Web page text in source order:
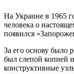
На Украине в 1965
человека о
появился
За его основу было
был слепой копией
конструктивные